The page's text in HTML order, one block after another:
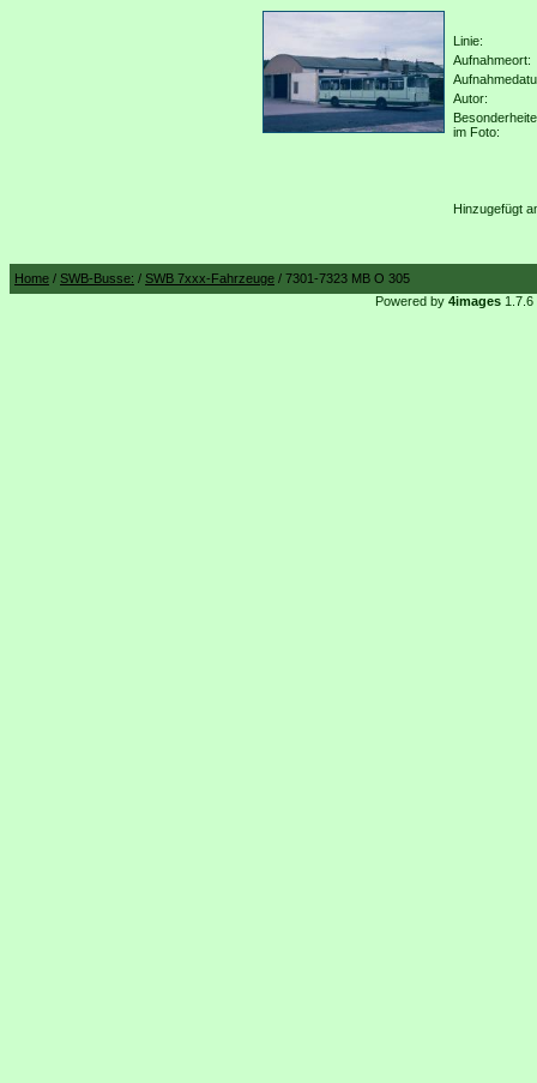
Linie:
Aufnahmeort:
Autor:
im Foto:
Hinzugefügt
Home / SWB-Busse: / SWB 7xxx-Fahrzeuge / 7301-7323 MB O 305
Powered by 4images1.7.6